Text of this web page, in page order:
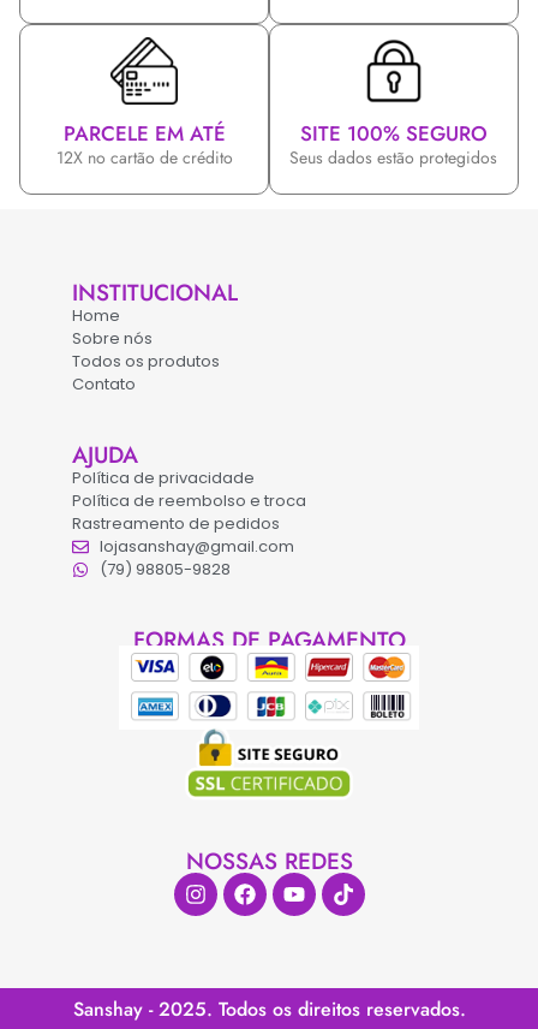
PARCELE EM ATÉ
12X no cartão de crédito
SITE 100% SEGURO
Seus dados estão protegidos
INSTITUCIONAL
Home
Sobre nós
Todos os produtos
Contato
AJUDA
Política de privacidade
Política de reembolso e troca
Rastreamento de pedidos
lojasanshay@gmail.com
(79) 98805-9828
FORMAS DE PAGAMENTO
NOSSAS REDES
Sanshay - 2025. Todos os direitos reservados.